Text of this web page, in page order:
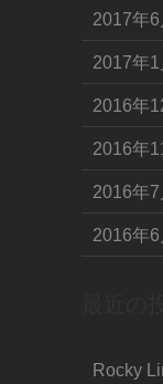
2017年6
2017年1
2016年
2016年
2016年7
2016年6
Rocky